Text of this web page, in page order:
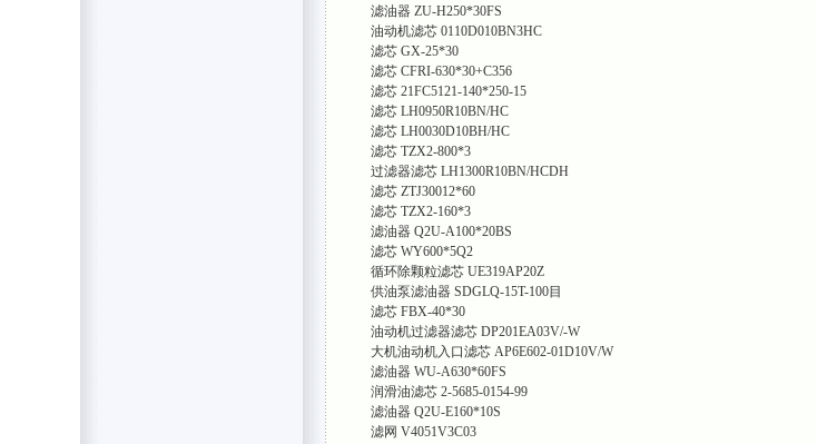
滤油器 ZU-H250*30FS
油动机滤芯 0110D010BN3HC
滤芯 GX-25*30
滤芯 CFRI-630*30+C356
滤芯 21FC5121-140*250-15
滤芯 LH0950R10BN/HC
滤芯 LH0030D10BH/HC
滤芯 TZX2-800*3
过滤器滤芯 LH1300R10BN/HCDH
滤芯 ZTJ30012*60
滤芯 TZX2-160*3
滤油器 Q2U-A100*20BS
滤芯 WY600*5Q2
循环除颗粒滤芯 UE319AP20Z
供油泵滤油器 SDGLQ-15T-100目
滤芯 FBX-40*30
油动机过滤器滤芯 DP201EA03V/-W
大机油动机入口滤芯 AP6E602-01D10V/W
滤油器 WU-A630*60FS
润滑油滤芯 2-5685-0154-99
滤油器 Q2U-E160*10S
滤网 V4051V3C03